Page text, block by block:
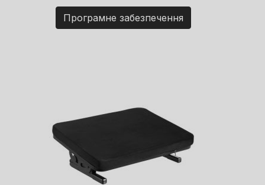
Програмне забезпечення